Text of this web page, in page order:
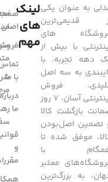
به عنوان یکی
قدیمی‌ترین
های
با بیش از
دهه تجربه، با
به سه اصل
فروش
اینترنتی آسان، 7 روز
بازگشت کالا
تضمین اصل‌بودن
موفق شده تا
با
معتبر
به بزرگ‌ترین
لینک
های
مهم
اصلی
با ما
درباره
ما
مد
و